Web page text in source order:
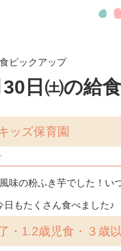
ピックアップ
30日㈯の給
ッズ保育園
味の粉ふき芋でした！い
日もたくさん食べました♪
・1.2歳児食・３歳